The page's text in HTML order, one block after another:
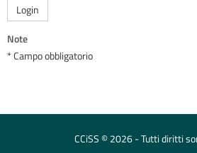
Login
Note
* Campo obbligatorio
CCiSS © 2026 - Tutti diritti